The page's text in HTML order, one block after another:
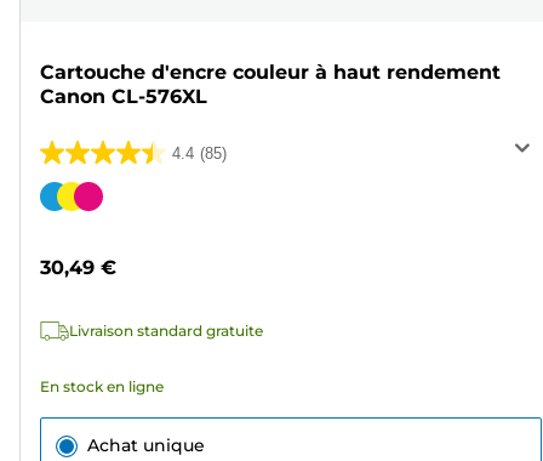
Cartouche d'encre couleur à haut rendement
Canon CL-576XL
4.4 (85)
4.4
sur
85
Cartouche
30,49 €
Livraison standard gratuite
En stock en ligne
Achat unique